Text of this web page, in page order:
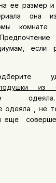
ее размер
она
комнате
если
из
одеяла , не
еще